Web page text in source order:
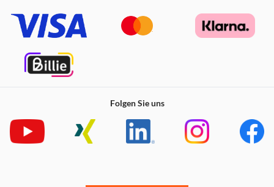
Um einen guten aromatischen Espresso genießen zu
können, spielen Faktoren wie Temperatur und
schwere, hochwertige Edelstahl-Siebträger der "Espresso
starken Ulka-Pumpe das volle Aroma und die Crema, die
Sie sich wünschen! Das umfangreiche Zubehör lässt jedes
Folgen Sie uns